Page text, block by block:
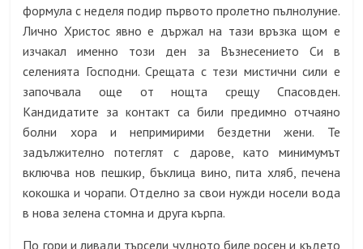
формула с неделя подир първото пролетно пълнолуние.
Лично Христос явно е държал на тази връзка щом е
изчакал именно този ден за Възнесението Си в
селенията Господни. Срещата с тези мистични сили е
започвала още от нощта срещу Спасовден.
Кандидатите за контакт са били предимно отчаяно
болни хора и непримирими бездетни жени. Те
задължително потеглят с дарове, като минимумът
включва нов пешкир, бъклица вино, пита хляб, печена
кокошка и чорапи. Отделно за свои нужди носели вода
в нова зелена стомна и друга кърпа.
По гори и ливади търсели чудното биле росен и където